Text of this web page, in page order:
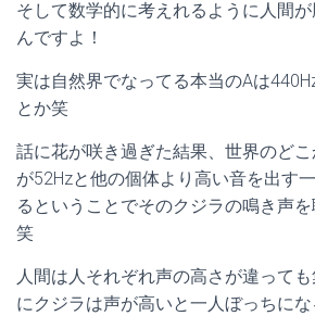
そして数学的に考えれるように人間
んですよ！
実は自然界でなってる本当のAは
とか笑
話に花が咲き過ぎた結果、世界のど
が52Hzと他の個体より高い音を出す
るということでそのクジラの鳴き声
笑
人間は人それぞれ声の高さが違って
にクジラは声が高いと一人ぼっちにな